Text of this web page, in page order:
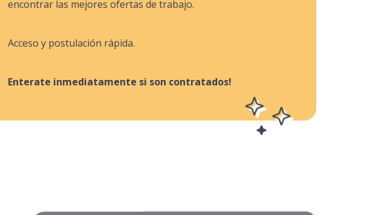
encontrar las mejores ofertas de trabajo.
Acceso y postulación rápida.
Enterate inmediatamente si son contratados!